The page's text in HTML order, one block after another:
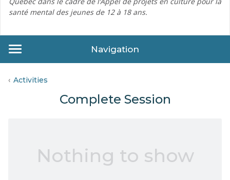
santé mental des jeunes de 12 à 18 ans.
Navigation
Activities
Complete Session
Nothing to show